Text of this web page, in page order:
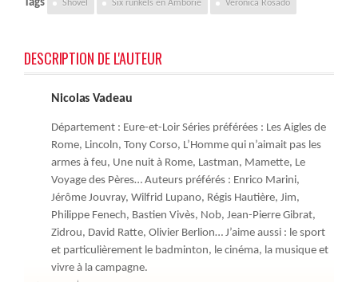
Tags Shovel Six runkels en Amborie Veronica Rosado
DESCRIPTION DE L'AUTEUR
Nicolas Vadeau
Département : Eure-et-Loir Séries préférées : Les Aigles de
Rome, Lincoln, Tony Corso, L’Homme qui n’aimait pas les
armes à feu, Une nuit à Rome, Lastman, Mamette, Le
Voyage des Pères… Auteurs préférés : Enrico Marini,
Jérôme Jouvray, Wilfrid Lupano, Régis Hautière, Jim,
Philippe Fenech, Bastien Vivès, Nob, Jean-Pierre Gibrat,
Zidrou, David Ratte, Olivier Berlion… J’aime aussi : le sport
et particulièrement le badminton, le cinéma, la musique et
vivre à la campagne.